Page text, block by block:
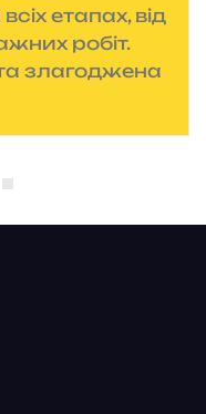
етапах, від
робіт.
злагоджена